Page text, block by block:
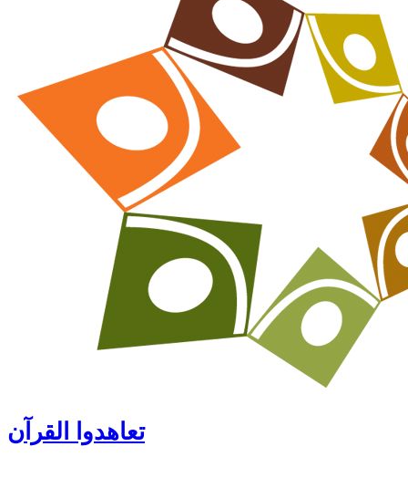
تعاهدوا القرآن